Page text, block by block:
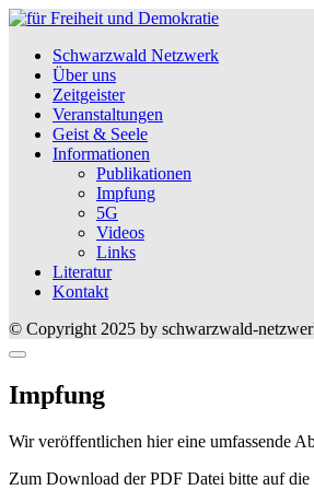
Schwarzwald Netzwerk
Über uns
Zeitgeister
Veranstaltungen
Geist & Seele
Informationen
Publikationen
Impfung
5G
Videos
Links
Literatur
Kontakt
© Copyright 2025 by schwarzwald-
Impfung
Wir veröffentlichen hier eine umfassende
Zum Download der PDF Datei bitte auf